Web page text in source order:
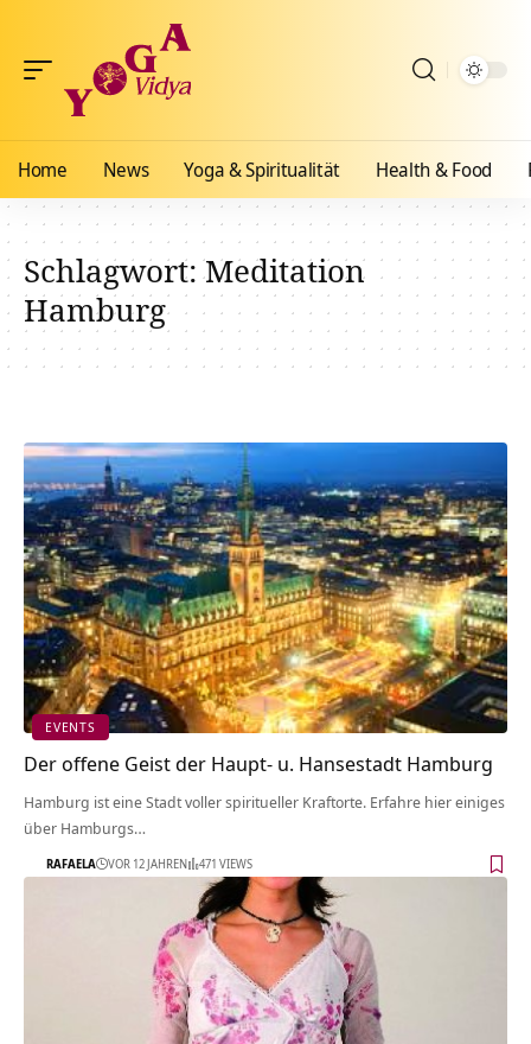
Home News Yoga & Spiritualität Health & Food
Schlagwort:Meditation
Hamburg
EVENTS
Der offene Geist der Haupt- u. Hansestadt Hamburg
Hamburg ist eine Stadt voller spiritueller Kraftorte. Erfahre hier einiges
über Hamburgs…
RAFAELA VOR 12 JAHREN 471 VIEWS